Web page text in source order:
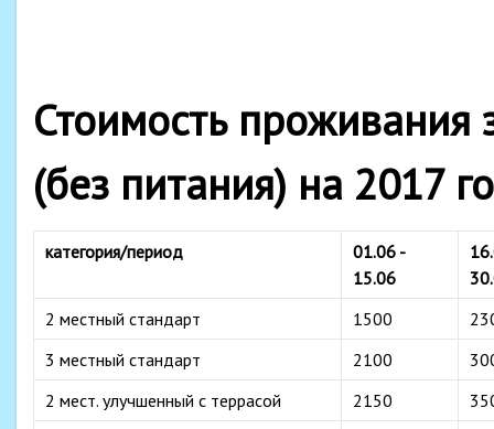
Стоимость проживания
(без питания) на 2017
категория/период
01.06 -
15.06
2 местный стандарт
1500
3 местный стандарт
2100
2 мест. улучшенный с террасой
2150